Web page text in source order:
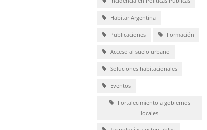
Habitar Argentina
Publicaciones Formación
Acceso al suelo urbano
Soluciones habitacionales
Eventos
Fortalecimiento a gobiernos
locales